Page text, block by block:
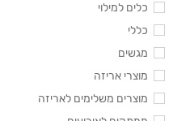
כלים למילוי
כללי
מגשים
מוצרי אריזה
מוצרים משלימים לאריזה